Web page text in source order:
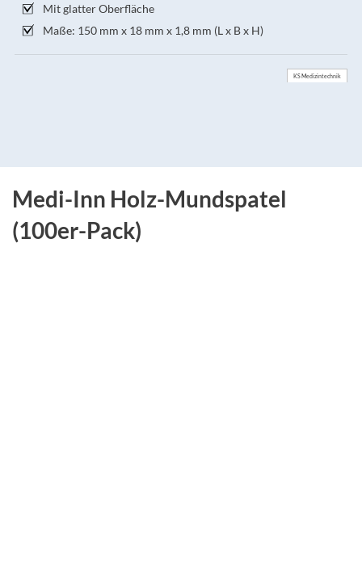
Mit glatter Oberfläche
Maße: 150 mm x 18 mm x 1,8 mm (L x B x H)
KS Medizintechnik
Medi-Inn Holz-Mundspatel
(100er-Pack)